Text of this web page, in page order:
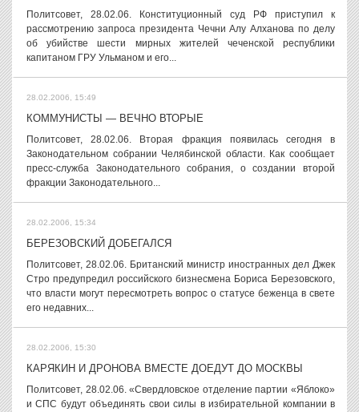
Политсовет, 28.02.06. Конституционный суд РФ приступил к
рассмотрению запроса президента Чечни Алу Алханова по делу
об убийстве шести мирных жителей чеченской республики
капитаном ГРУ Ульманом и его...
28.02.2006, 15:49
КОММУНИСТЫ — ВЕЧНО ВТОРЫЕ
Политсовет, 28.02.06. Вторая фракция появилась сегодня в
Законодательном собрании Челябинской области. Как сообщает
пресс-служба Законодательного собрания, о создании второй
фракции Законодательного...
28.02.2006, 15:34
БЕРЕЗОВСКИЙ ДОБЕГАЛСЯ
Политсовет, 28.02.06. Британский министр иностранных дел Джек
Стро предупредил российского бизнесмена Бориса Березовского,
что власти могут пересмотреть вопрос о статусе беженца в свете
его недавних...
28.02.2006, 15:30
КАРЯКИН И ДРОНОВА ВМЕСТЕ ДОЕДУТ ДО МОСКВЫ
Политсовет, 28.02.06. «Свердловское отделение партии «Яблоко»
и СПС будут объединять свои силы в избирательной компании в